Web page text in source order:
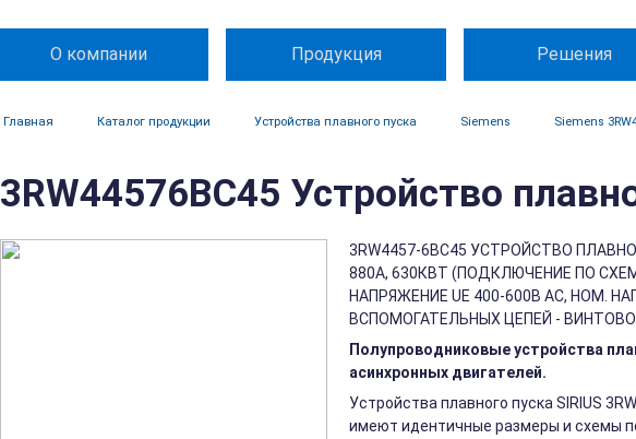
О компании Продукция Решения
Главная Каталог продукции Устройства плавного пуска Siemens Siemens
3RW44576BC45 Устройство
3RW4457-6BC45 УСТРОЙСТВО
880A, 630КВТ (ПОДКЛЮЧЕНИЕ ПО
НАПРЯЖЕНИЕ UE 400-600В АС, НОМ.
ВСПОМОГАТЕЛЬНЫХ ЦЕПЕЙ -
Полупроводниковые устройства
асинхронных двигателей.
Устройства плавного пуска SIRIUS
имеют идентичные размеры и схемы